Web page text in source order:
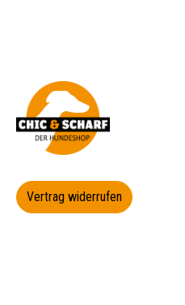
Vertrag widerrufen